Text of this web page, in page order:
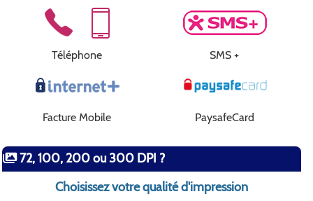
Téléphone SMS +
Facture Mobile PaysafeCard
72, 100, 200 ou 300 DPI ?
Choisissez votre qualité d'impression